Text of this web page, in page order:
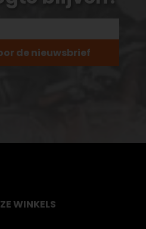
de nieuwsbrief
WINKELS